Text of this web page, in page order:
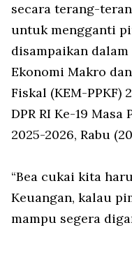
secara terang-
untuk mengganti
disampaikan
Ekonomi Makro
Fiskal (KEM-PPKF)
DPR RI Ke-19
2025-2026, Rabu
“Bea cukai kita
Keuangan, kalau
mampu segera